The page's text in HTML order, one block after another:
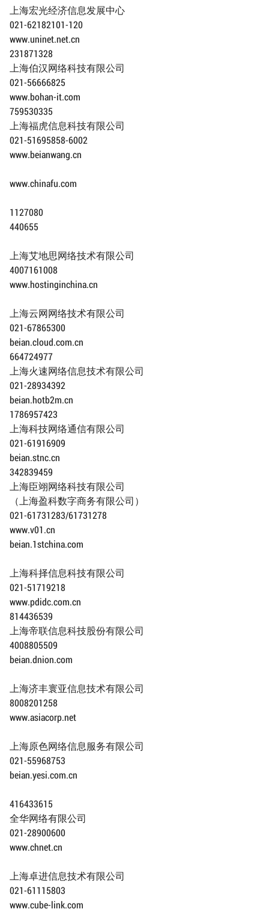
上海宏光经济信息发展中心
021-62182101-120
www.uninet.net.cn
231871328
上海伯汉网络科技有限公司
021-56666825
www.bohan-it.com
759530335
上海福虎信息科技有限公司
021-51695858-6002
www.beianwang.cn
www.chinafu.com
1127080
440655
上海艾地思网络技术有限公司
4007161008
www.hostinginchina.cn
上海云网网络技术有限公司
021-67865300
beian.cloud.com.cn
664724977
上海火速网络信息技术有限公司
021-28934392
beian.hotb2m.cn
1786957423
上海科技网络通信有限公司
021-61916909
beian.stnc.cn
342839459
上海臣翊网络科技有限公司
（上海盈科数字商务有限公司）
021-61731283/61731278
www.v01.cn
beian.1stchina.com
上海科择信息科技有限公司
021-51719218
www.pdidc.com.cn
814436539
上海帝联信息科技股份有限公司
4008805509
beian.dnion.com
上海济丰寰亚信息技术有限公司
8008201258
www.asiacorp.net
上海原色网络信息服务有限公司
021-55968753
beian.yesi.com.cn
416433615
全华网络有限公司
021-28900600
www.chnet.cn
上海卓进信息技术有限公司
021-61115803
www.cube-link.com